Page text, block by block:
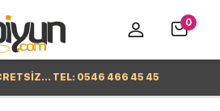
TEL: 0546 466 45 45
0